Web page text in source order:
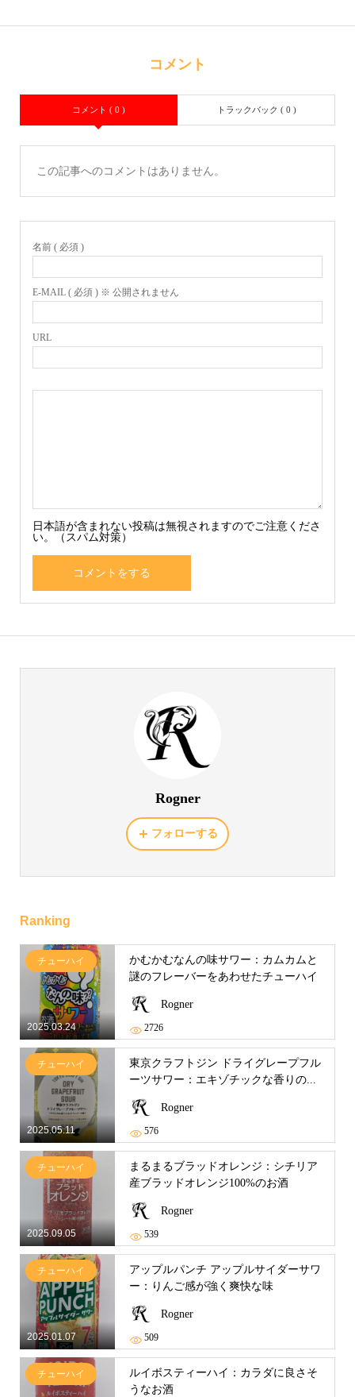
コメント
コメント ( 0 ) トラックバック ( 0 )
この記事へのコメントはありません。
名前 ( 必須 )
E-MAIL ( 必須 ) ※ 公開されません
URL
日本語が含まれない投稿は無視されますのでご注意くださ
い。（スパム対策）
Rogner
フォローする
Ranking
2025.03.24
チューハイ
かむかむなんの味サワー：カムカムと
謎のフレーバーをあわせたチューハイ
Rogner
2726
2025.05.11
チューハイ
東京クラフトジン ドライグレープフル
ーツサワー：エキゾチックな香りの...
Rogner
576
2025.09.05
チューハイ
まるまるブラッドオレンジ：シチリア
産ブラッドオレンジ100%のお酒
Rogner
539
2025.01.07
チューハイ
アップルパンチ アップルサイダーサワ
ー：りんご感が強く爽快な味
Rogner
509
チューハイ
ルイボスティーハイ：カラダに良さそ
うなお酒